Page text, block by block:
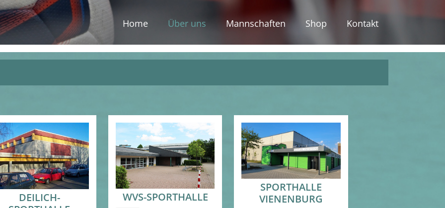
Home Über uns Mannschaften Shop Kontakt
DEILICH-
WVS-SPORTHALLE
SPORTHALLE
VIENENBURG